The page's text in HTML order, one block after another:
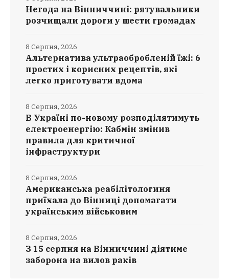
Негода на Вінниччині: рятувальники
розчищали дороги у шести громадах
Альтернатива ультраобробленій їжі: 6
простих і корисних рецептів, які
легко приготувати вдома
8 Серпня, 2026
В Україні по-новому розподілятимуть
електроенергію: Кабмін змінив
правила для критичної
інфраструктури
8 Серпня, 2026
Американська реабілітологиня
приїхала до Вінниці допомагати
українським військовим
8 Серпня, 2026
З 15 серпня на Вінниччині діятиме
заборона на вилов раків
8 Серпня, 2026